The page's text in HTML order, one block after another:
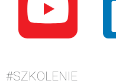
#SZKOLENIE